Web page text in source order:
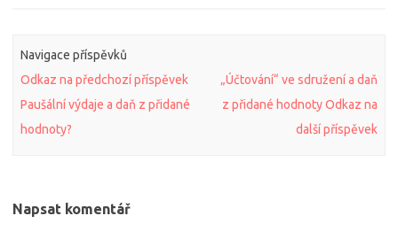
Navigace příspěvků
Odkaz na předchozí příspěvek
Paušální výdaje a daň z přidané
hodnoty?
„Účtování“ ve sdružení a daň
z přidané hodnotyOdkaz na
další příspěvek
Napsat komentář